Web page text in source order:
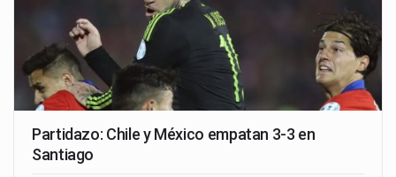
Partidazo: Chile y México empatan 3-3 en
Santiago